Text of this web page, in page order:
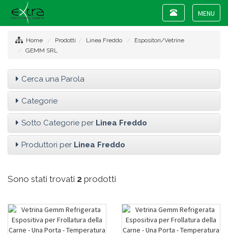
Toggle
Toggle
navigation
Home Prodotti Linea Freddo
Espositori/Vetrine
GEMM SRL
Cerca una Parola
Categorie
Sotto Categorie per Linea Freddo
Produttori per Linea Freddo
Sono stati trovati 2 prodotti